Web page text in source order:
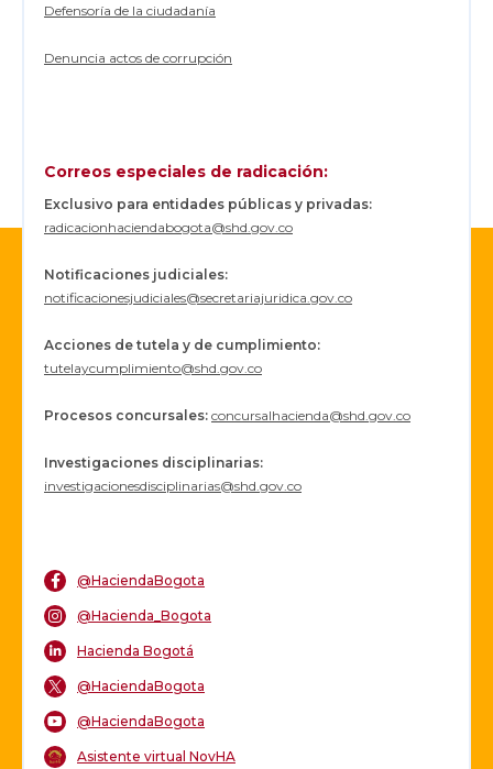
Defensoría de la ciudadanía
Denuncia actos de corrupción
Correos especiales de radicación:
Exclusivo para entidades públicas y privadas:
radicacionhaciendabogota@shd.gov.co
Notificaciones judiciales:
notificacionesjudiciales@secretariajuridica.gov.co
Acciones de tutela y de cumplimiento:
tutelaycumplimiento@shd.gov.co
Procesos concursales: concursalhacienda@shd.gov.co
Investigaciones disciplinarias:
investigacionesdisciplinarias@shd.gov.co
@HaciendaBogota
@Hacienda_Bogota
Hacienda Bogotá
@HaciendaBogota
@HaciendaBogota
Asistente virtual NovHA